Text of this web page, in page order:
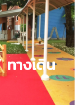
างเดิน
น